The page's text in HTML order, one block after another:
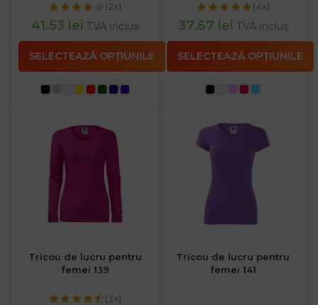
(2x)
41.53 lei TVA inclus
SELECTEAZĂ OPȚIUNILE
(4x)
37.67 lei TVA inclus
SELECTEAZĂ OPȚIUNILE
Tricou de lucru pentru
femei 139
(3x)
Tricou de lucru pentru
femei 141